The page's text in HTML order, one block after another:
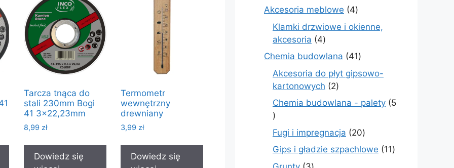
Tarcza tnąca do
stali 230mm Bogi
41 3×22,23mm
8,99 zł
Dowiedz się
Termometr
wewnętrzny
drewniany
3,99 zł
Dowiedz się
Akcesoria meblowe 44
produkty
Klamki drzwiowe i okienne,
akcesoria
44
produkty
Chemia budowlana 4141
Akcesoria do płyt gipsowo-
kartonowych
22
produkty
Chemia budowlana - palety 5
5
produktów
Fugi i impregnacja 2020
produktów
Gips i gładzie szpachlowe 1111
3